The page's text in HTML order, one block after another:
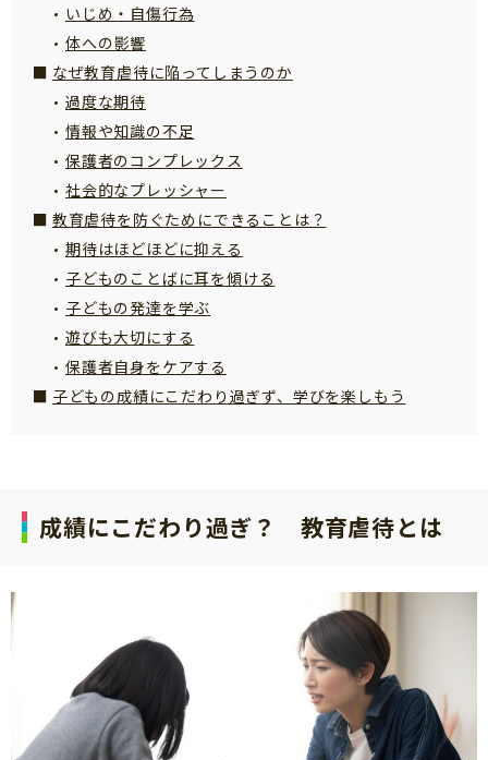
お問い合わせ
いじめ・自傷行為
体への影響
なぜ教育虐待に陥ってしまうのか
過度な期待
情報や知識の不足
保護者のコンプレックス
社会的なプレッシャー
教育虐待を防ぐためにできることは？
期待はほどほどに抑える
子どものことばに耳を傾ける
子どもの発達を学ぶ
遊びも大切にする
保護者自身をケアする
子どもの成績にこだわり過ぎず、学びを楽しもう
成績にこだわり過ぎ？ 教育虐待とは